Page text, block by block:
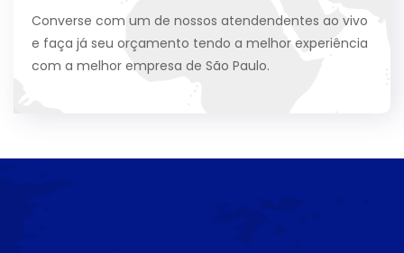
Converse com um de nossos atendendentes ao vivo
e faça já seu orçamento tendo a melhor experiência
com a melhor empresa de São Paulo.